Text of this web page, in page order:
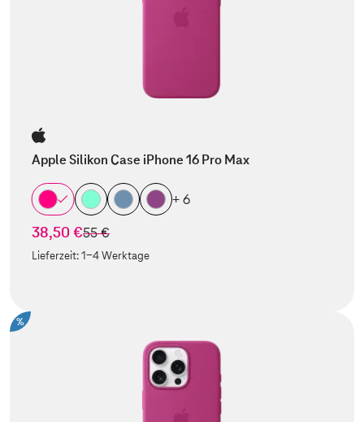
Apple Silikon Case iPhone 16 Pro Max
+ 6
38,50 €statt
55 €
Lieferzeit:1-4 Werktage
%